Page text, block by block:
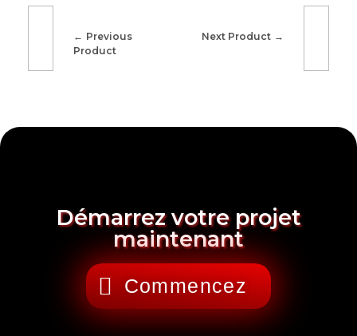
Previous
Product
Next Product
Démarrez votre projet
maintenant
Commencez